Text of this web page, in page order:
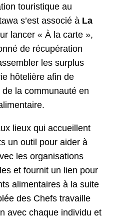
touristique au
s’est associé à La
lancer « À la carte »,
de récupération
les surplus
hôtelière afin de
la communauté en
lieux qui accueillent
un outil pour aider à
les organisations
et fournit un lien pour
alimentaires à la suite
des Chefs travaille
avec chaque individu et